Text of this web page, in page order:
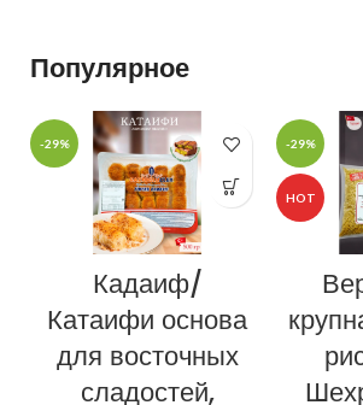
Популярное
-29%
Кадаиф/
Катаифи основа
для восточных
сладостей,
-29%
HOT